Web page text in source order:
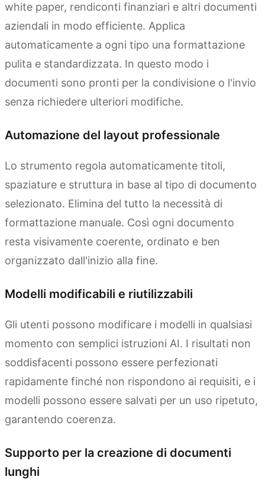
white paper, rendiconti finanziari e altri documenti
aziendali in modo efficiente. Applica
automaticamente a ogni tipo una formattazione
pulita e standardizzata. In questo modo i
documenti sono pronti per la condivisione o l'invio
senza richiedere ulteriori modifiche.
Automazione del layout professionale
Lo strumento regola automaticamente titoli,
spaziature e struttura in base al tipo di documento
selezionato. Elimina del tutto la necessità di
formattazione manuale. Così ogni documento
resta visivamente coerente, ordinato e ben
organizzato dall'inizio alla fine.
Modelli modificabili e riutilizzabili
Gli utenti possono modificare i modelli in qualsiasi
momento con semplici istruzioni AI. I risultati non
soddisfacenti possono essere perfezionati
rapidamente finché non rispondono ai requisiti, e i
modelli possono essere salvati per un uso ripetuto,
garantendo coerenza.
Supporto per la creazione di documenti
lunghi